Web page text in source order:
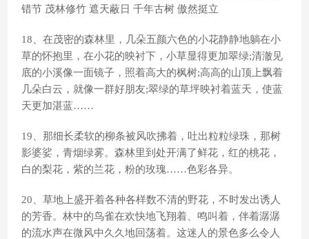
错节 茂林修竹 遮天蔽日 千年古树 傲然挺立
18、在茂密的森林里，几朵五颜六色的小花静静地躺在小
草的怀抱里，在小花的映衬下，小草显得更加翠绿;清澈见
底的小溪像一面镜子，照着高大的枫树;高高的山顶上飘着
几朵白云，就像一群好朋友;翠绿的草坪映衬着蓝天，使蓝
天更加湛蓝……
19、那细长柔软的柳条被风吹拂着，吐出粒粒绿珠，那树
影婆娑，青烟绿雾。森林里到处开满了鲜花，红的桃花，
白的梨花，紫的兰花，粉的玫瑰……色彩各异。
20、草地上盛开着各种各样数不清的野花，不时发出诱人
的芳香。林中的鸟雀在欢快地飞翔着、鸣叫着，伴着潺潺
的流水声在微风中久久地回荡着。这迷人的景色多么令人